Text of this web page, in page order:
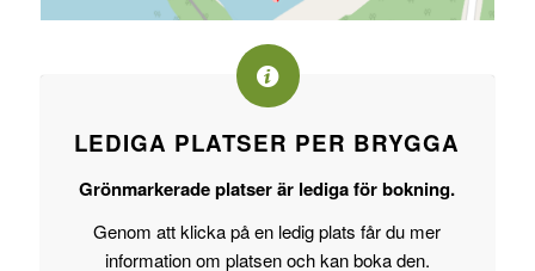
LEDIGA PLATSER PER BRYGGA
Grönmarkerade platser är lediga för bokning.
Genom att klicka på en ledig plats får du mer
information om platsen och kan boka den.